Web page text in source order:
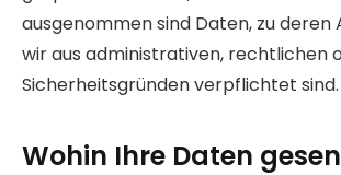
ausgenommen sind Daten, zu deren
wir aus administrativen, rechtlichen
Sicherheitsgründen verpflichtet sind.
Wohin Ihre Daten